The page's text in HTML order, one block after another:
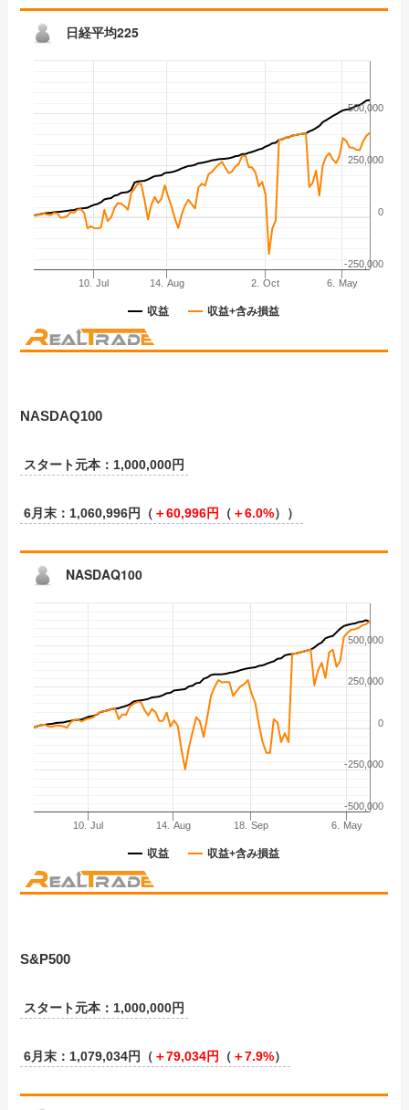
NASDAQ100
スタート元本：1,000,000円
6月末：1,060,996円（ ＋60,996円 （ ＋6.0%））
S&P500
スタート元本：1,000,000円
6月末：1,079,034円（ ＋79,034円 （ ＋7.9%）